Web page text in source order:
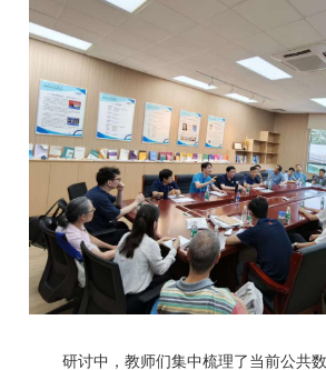
研讨中，教师们集中梳理了当前公共